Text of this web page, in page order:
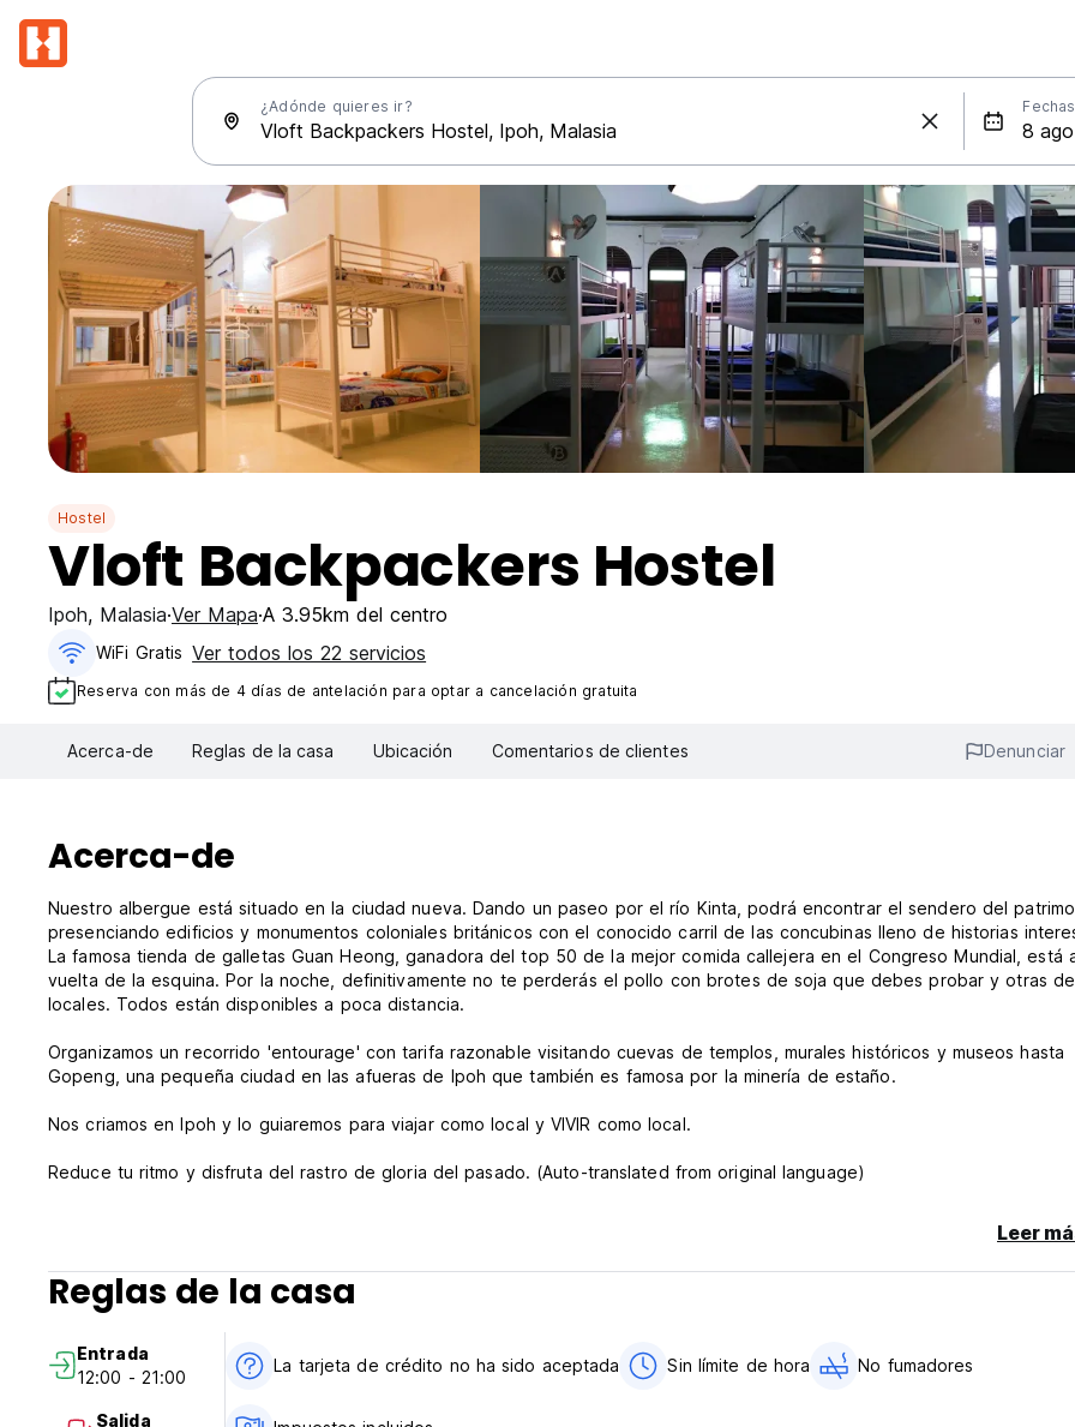
¿Adónde quieres ir? Fechas
Hostel
Vloft Backpackers Hostel
Ipoh, Malasia Ver Mapa A 3.95km del centro
WiFi Gratis Ver todos los 22 servicios
Reserva con más de 4 días de antelación para optar a cancelación gratuita
Acerca-de Reglas de la casa Ubicación Comentarios de clientes Denunciar
Acerca-de
Nuestro albergue está situado en la ciudad nueva. Dando un paseo por el río Kinta, podrá encontrar el sendero del
presenciando edificios y monumentos coloniales británicos con el conocido carril de las concubinas lleno de historias
La famosa tienda de galletas Guan Heong, ganadora del top 50 de la mejor comida callejera en el Congreso Mundial, está
vuelta de la esquina. Por la noche, definitivamente no te perderás el pollo con brotes de soja que debes probar y otras
locales. Todos están disponibles a poca distancia.
Organizamos un recorrido 'entourage' con tarifa razonable visitando cuevas de templos, murales históricos y museos hasta
Gopeng, una pequeña ciudad en las afueras de Ipoh que también es famosa por la minería de estaño.
Nos criamos en Ipoh y lo guiaremos para viajar como local y VIVIR como local.
Reduce tu ritmo y disfruta del rastro de gloria del pasado. (Auto-translated from original language)
Leer
Reglas de la casa
Entrada
12:00 - 21:00
Salida
La tarjeta de crédito no ha sido aceptada Sin límite de hora No fumadores